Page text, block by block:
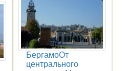
БергамоОт
центрального